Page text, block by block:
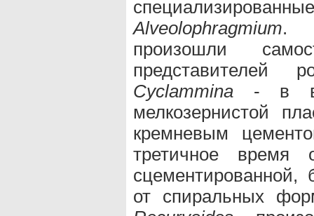
Alveolophragmium.
произошли
представителей
Cyclammina - в
мелкозернистой
кремневым
третичное
сцементированной,
от спиральных